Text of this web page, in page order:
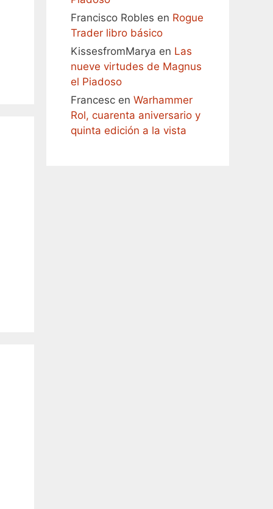
Francisco Robles en Rogue
Trader libro básico
KissesfromMarya en Las
nueve virtudes de Magnus
el Piadoso
Francesc en Warhammer
Rol, cuarenta aniversario y
quinta edición a la vista